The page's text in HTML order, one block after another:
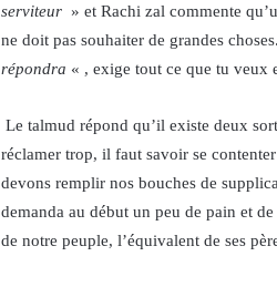
serviteur » et Rachi zal commente
ne doit pas souhaiter de grandes
répondra « , exige tout ce que tu veux
Le talmud répond qu’il existe deux
réclamer trop, il faut savoir se
devons remplir nos bouches de
demanda au début un peu de pain et
de notre peuple, l’équivalent de ses